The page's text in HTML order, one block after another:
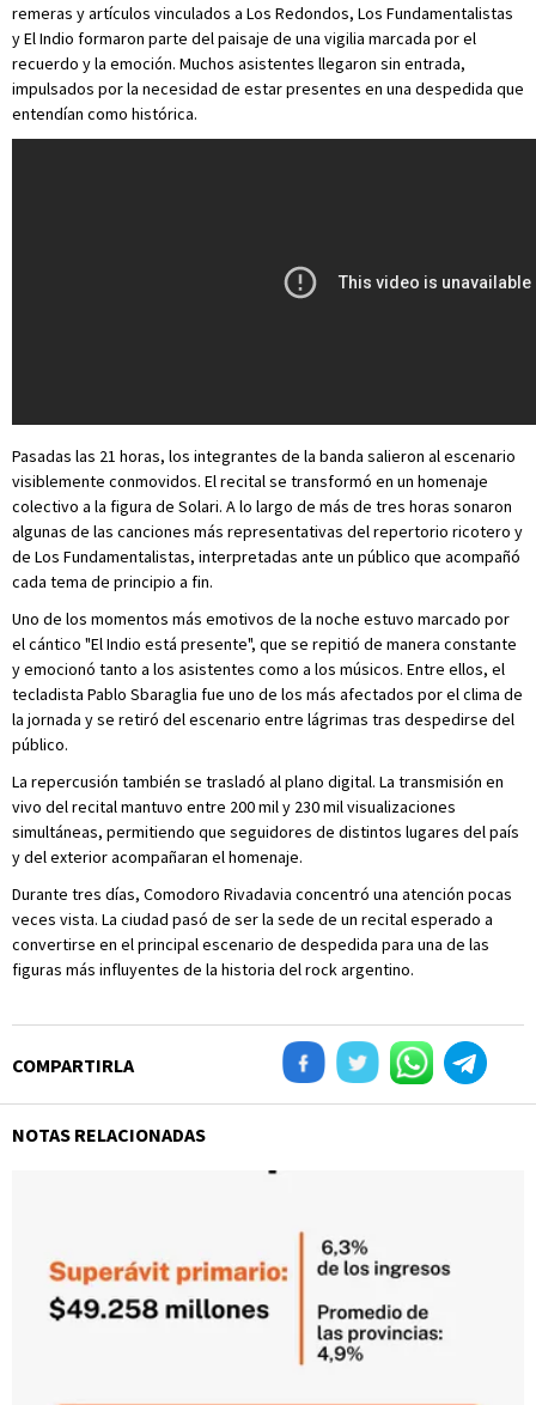
remeras y artículos vinculados a Los Redondos, Los Fundamentalistas
y El Indio formaron parte del paisaje de una vigilia marcada por el
recuerdo y la emoción. Muchos asistentes llegaron sin entrada,
impulsados por la necesidad de estar presentes en una despedida que
entendían como histórica.
Pasadas las 21 horas, los integrantes de la banda salieron al escenario
visiblemente conmovidos. El recital se transformó en un homenaje
colectivo a la figura de Solari. A lo largo de más de tres horas sonaron
algunas de las canciones más representativas del repertorio ricotero y
de Los Fundamentalistas, interpretadas ante un público que acompañó
cada tema de principio a fin.
Uno de los momentos más emotivos de la noche estuvo marcado por
el cántico "El Indio está presente", que se repitió de manera constante
y emocionó tanto a los asistentes como a los músicos. Entre ellos, el
tecladista Pablo Sbaraglia fue uno de los más afectados por el clima de
la jornada y se retiró del escenario entre lágrimas tras despedirse del
público.
La repercusión también se trasladó al plano digital. La transmisión en
vivo del recital mantuvo entre 200 mil y 230 mil visualizaciones
simultáneas, permitiendo que seguidores de distintos lugares del país
y del exterior acompañaran el homenaje.
Durante tres días, Comodoro Rivadavia concentró una atención pocas
veces vista. La ciudad pasó de ser la sede de un recital esperado a
convertirse en el principal escenario de despedida para una de las
figuras más influyentes de la historia del rock argentino.
COMPARTIRLA
NOTAS RELACIONADAS